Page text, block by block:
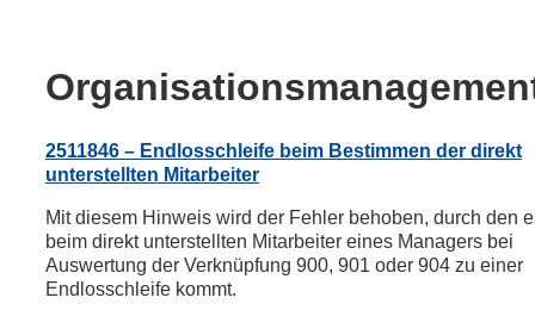
2511846 – Endlosschleife beim Bestimmen der direkt
unterstellten Mitarbeiter
Mit diesem Hinweis wird der Fehler behoben, durch den
beim direkt unterstellten Mitarbeiter eines Managers bei
Auswertung der Verknüpfung 900, 901 oder 904 zu einer
Endlosschleife kommt.